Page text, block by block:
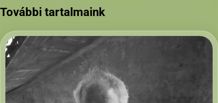
További tartalmaink